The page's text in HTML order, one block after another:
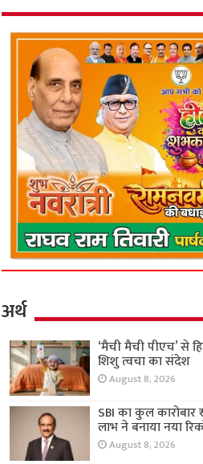
अर्थ
‘मैची मैची पीएच’ से
शिशु त्वचा का संदेश
August 8, 2026
SBI का कुल
लाभ ने बनाया नया
August 8, 2026